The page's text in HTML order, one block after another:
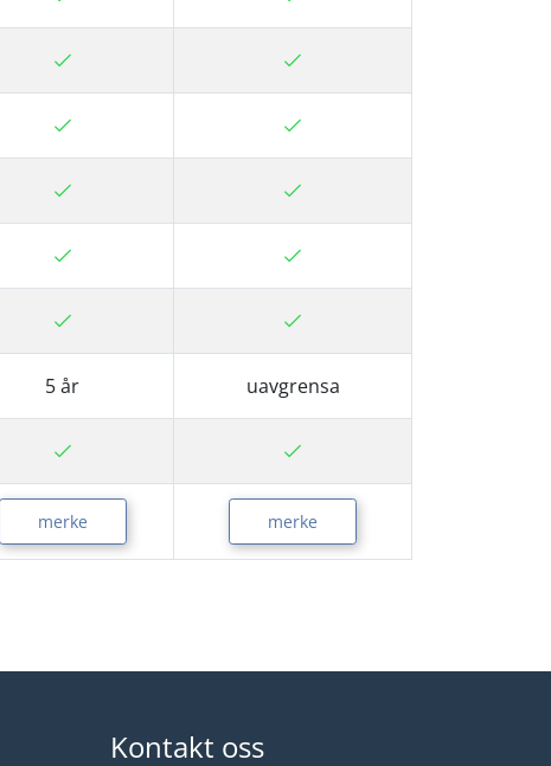
5 år uavgrensa
merke merke
Kontakt oss